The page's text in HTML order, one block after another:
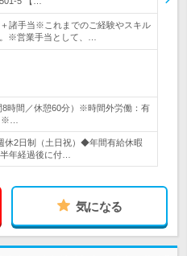
諸手当※これまでのご経験やスキル
※営業手当として、…
8時間／休憩60分）※時間外労働：有
※…
休2日制（土日祝）◆年間有給休暇
年経過後に付…
気になる